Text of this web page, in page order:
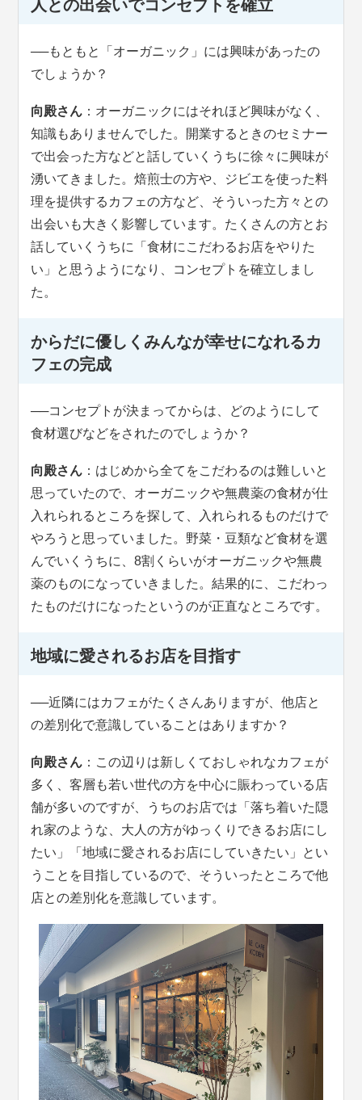
人との出会いでコンセプトを確立
──もともと「オーガニック」には興味があったの
でしょうか？
向殿さん ：オーガニックにはそれほど興味がなく、
知識もありませんでした。開業するときのセミナー
で出会った方などと話していくうちに徐々に興味が
湧いてきました。焙煎士の方や、ジビエを使った料
理を提供するカフェの方など、そういった方々との
出会いも大きく影響しています。たくさんの方とお
話していくうちに「食材にこだわるお店をやりた
い」と思うようになり、コンセプトを確立しまし
た。
からだに優しくみんなが幸せになれるカ
フェの完成
──コンセプトが決まってからは、どのようにして
食材選びなどをされたのでしょうか？
向殿さん ：はじめから全てをこだわるのは難しいと
思っていたので、オーガニックや無農薬の食材が仕
入れられるところを探して、入れられるものだけで
やろうと思っていました。野菜・豆類など食材を選
んでいくうちに、8割くらいがオーガニックや無農
薬のものになっていきました。結果的に、こだわっ
たものだけになったというのが正直なところです。
地域に愛されるお店を目指す
──近隣にはカフェがたくさんありますが、他店と
の差別化で意識していることはありますか？
向殿さん ：この辺りは新しくておしゃれなカフェが
多く、客層も若い世代の方を中心に賑わっている店
舗が多いのですが、うちのお店では「落ち着いた隠
れ家のような、大人の方がゆっくりできるお店にし
たい」「地域に愛されるお店にしていきたい」とい
うことを目指しているので、そういったところで他
店との差別化を意識しています。